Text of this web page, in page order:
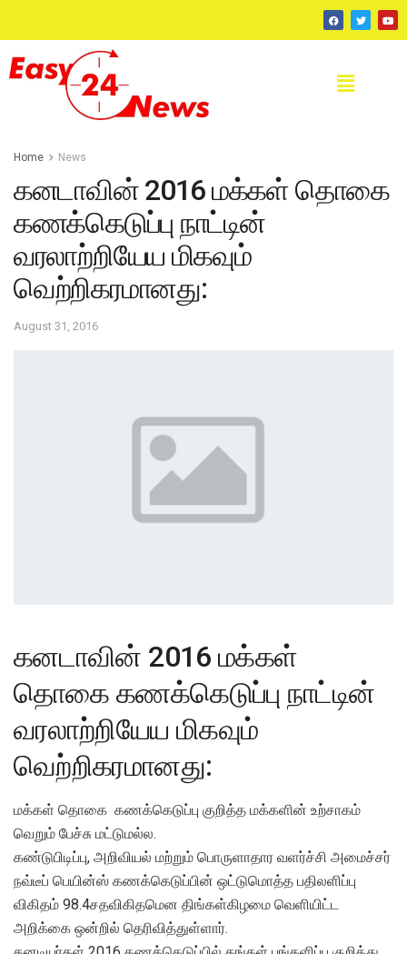
Home News
கனடாவின் 2016 மக்கள் தொகை
கணக்கெடுப்பு நாட்டின்
வரலாற்றியேய மிகவும்
வெற்றிகரமானது:
August 31, 2016
கனடாவின் 2016 மக்கள்
தொகை கணக்கெடுப்பு நாட்டின்
வரலாற்றியேய மிகவும்
வெற்றிகரமானது:
மக்கள் தொகை கணக்கெடுப்பு குறித்த மக்களின் உற்சாகம்
வெறும் பேச்சு மட்டுமல்ல.
கண்டுபிடிப்பு, அறிவியல் மற்றும் பொருளாதார வளர்ச்சி அமைச்சர்
நவ்டீப் பெயின்ஸ் கணக்கெடுப்பின் ஒட்டுமொத்த பதிலளிப்பு
விகிதம் 98.4சதவிகிதமென திங்கள்கிழமை வெளியிட்ட
அறிக்கை ஒன்றில் தெரிவித்துள்ளார்.